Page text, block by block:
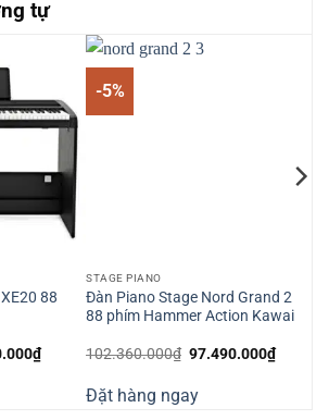
tự
88
₫Giá
hiện
17.800.000₫.
-5%
STAGE PIANO
Đàn Piano Stage Nord Grand 2
88 phím Hammer Action Kawai
102.360.000₫ Giá
102.360.000₫.
97.490.000₫Giá
hiện
Đặt hàng ngay